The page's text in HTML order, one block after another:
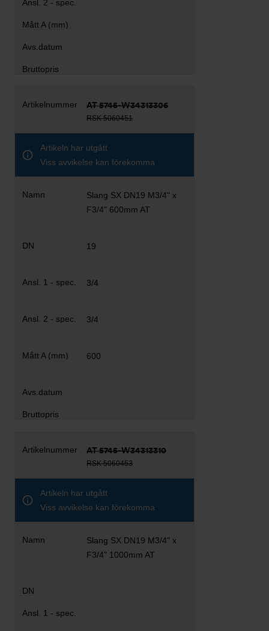
AT 5745-W34313306
RSK 5060451
Artikeln har utgått
Viss avvikelse kan förekomma
Slang SX DN19 M3/4" x
F3/4" 600mm AT
19
3/4
3/4
600
AT 5745-W34313310
RSK 5060453
Artikeln har utgått
Viss avvikelse kan förekomma
Slang SX DN19 M3/4" x
F3/4" 1000mm AT